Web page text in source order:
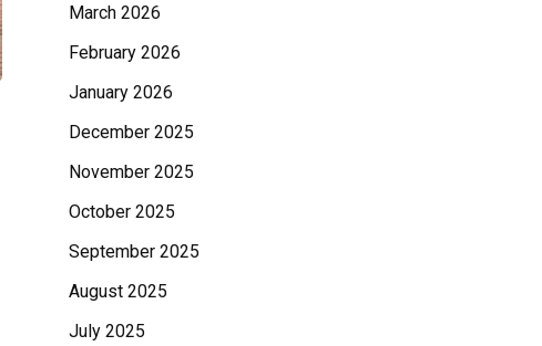
March 2026
February 2026
January 2026
December 2025
November 2025
October 2025
September 2025
August 2025
July 2025